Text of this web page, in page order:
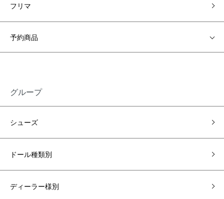
フリマ
予約商品
グループ
シューズ
ドール種類別
ディーラー様別